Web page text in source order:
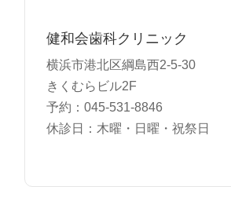
健和会歯科クリニック
横浜市港北区綱島西2-5-30
きくむらビル2F
予約：045-531-8846
休診日：木曜・日曜・祝祭日